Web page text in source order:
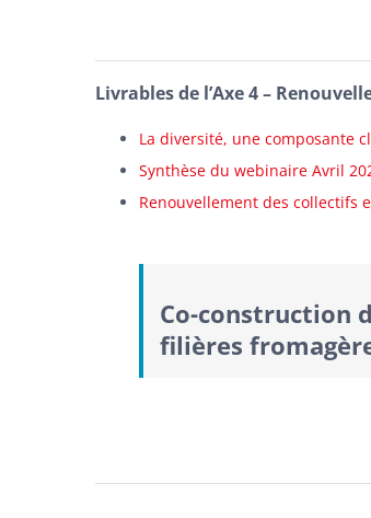
Livrables de l’Axe 4 –
La diversité, une composante
Synthèse du webinaire Avril
Renouvellement des collectifs
Co-construction
filières